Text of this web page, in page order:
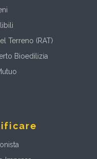
Terreno (RAT)
Bioedilizia